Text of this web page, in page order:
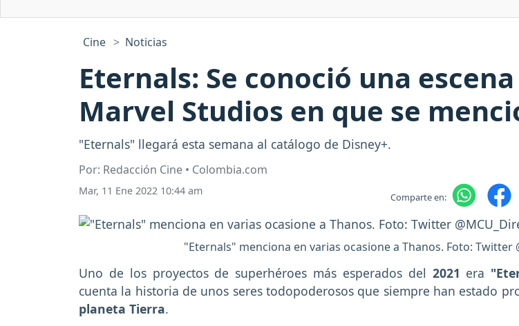
Cine Noticias
Eternals: Se conoció una
Marvel Studios en que se
"Eternals" llegará esta semana al catálogo de Disney+.
Por: Redacción Cine • Colombia.com
Mar, 11 Ene 2022 10:44 am Comparte en:
"Eternals" menciona en varias ocasione a Thanos. Foto: Twitter
Uno de los proyectos de superhéroes más esperados del 2021 era
cuenta la historia de unos seres todopoderosos que siempre han estado
planeta Tierra.